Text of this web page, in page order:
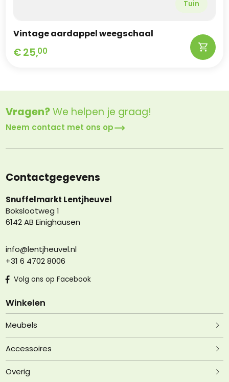
Tuin
Vintage aardappel weegschaal
€25,00
Vragen?We helpen je graag!
Neem contact met ons op
Contactgegevens
Snuffelmarkt Lentjheuvel
Bokslootweg 1
6142 AB Einighausen
info@lentjheuvel.nl
+31 6 4702 8006
Volg ons op Facebook
Winkelen
Meubels
Accessoires
Overig